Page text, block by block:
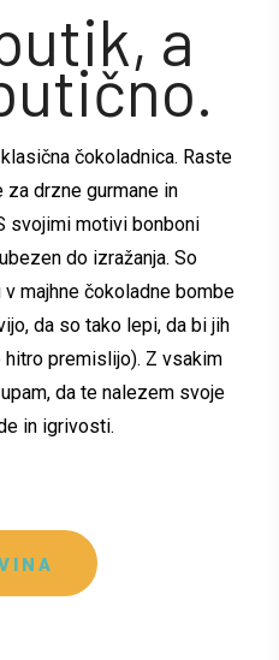
a
čokoladnica. Raste
drzne gurmane in
svojimi motivi bonboni
do izražanja. So
majhne čokoladne bombe
da so tako lepi, da bi jih
premislijo). Z vsakim
da te nalezem svoje
in igrivosti.